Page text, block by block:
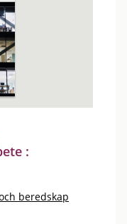
:
beredskap